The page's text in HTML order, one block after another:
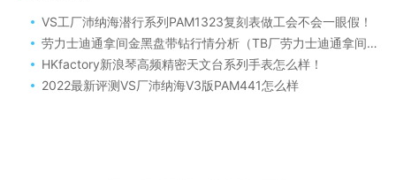
VS工厂沛纳海潜行系列PAM1323复刻表做工会不会一眼假！
劳力士迪通拿间金黑盘带钻行情分析（TB厂劳力士迪通拿间金黑盘带钻116503G做工细节分享）
HKfactory新浪琴高频精密天文台系列手表怎么样！
2022最新评测VS厂沛纳海V3版PAM441怎么样